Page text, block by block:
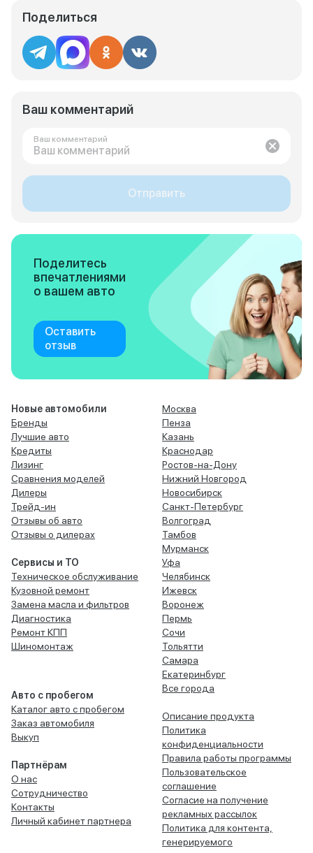
Поделиться
Ваш комментарий
Ваш комментарий
Отправить
Поделитесь
впечатлениями
о вашем авто
Оставить
отзыв
Новые автомобили
Бренды
Лучшие авто
Кредиты
Лизинг
Сравнения моделей
Дилеры
Трейд-ин
Отзывы об авто
Отзывы о дилерах
Сервисы и ТО
Техническое обслуживание
Кузовной ремонт
Замена масла и фильтров
Диагностика
Ремонт КПП
Шиномонтаж
Авто с пробегом
Каталог авто с пробегом
Заказ автомобиля
Выкуп
Партнёрам
О нас
Сотрудничество
Контакты
Личный кабинет партнера
Москва
Пенза
Казань
Краснодар
Ростов-на-Дону
Нижний Новгород
Новосибирск
Санкт-Петербург
Волгоград
Тамбов
Мурманск
Уфа
Челябинск
Ижевск
Воронеж
Пермь
Сочи
Тольятти
Самара
Екатеринбург
Все города
Описание продукта
Политика
конфиденциальности
Правила работы программы
Пользовательское
соглашение
Согласие на получение
рекламных рассылок
Политика для контента,
генерируемого